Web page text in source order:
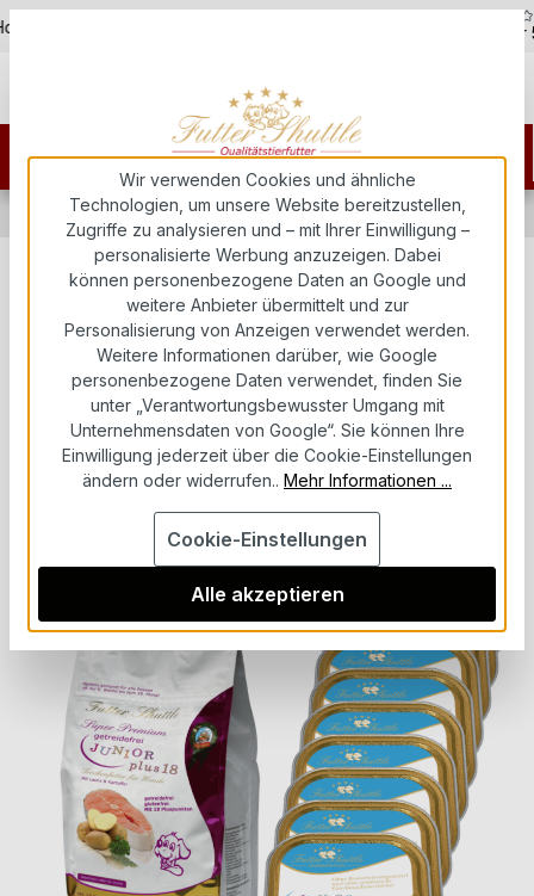
Zum Hauptinhalt springen
- 07451 / 625400 über
Hundefutter Welpenfutter Welpen Trockenfutter
Starterpaket Welpenfutter
getreidefrei Plus 18 – Trocken- &
Nassfutter für Welpen ab 6.
Woche
Futter Shuttle
Bildergalerie überspringen
Wir verwenden Cookies und ähnliche
Technologien, um unsere Website bereitzustellen,
Zugriffe zu analysieren und – mit Ihrer Einwilligung –
personalisierte Werbung anzuzeigen. Dabei
können personenbezogene Daten an Google und
weitere Anbieter übermittelt und zur
Personalisierung von Anzeigen verwendet werden.
Weitere Informationen darüber, wie Google
personenbezogene Daten verwendet, finden Sie
unter „Verantwortungsbewusster Umgang mit
Unternehmensdaten von Google“. Sie können Ihre
Einwilligung jederzeit über die Cookie-Einstellungen
ändern oder widerrufen.. Mehr Informationen ...
Cookie-Einstellungen
Alle akzeptieren